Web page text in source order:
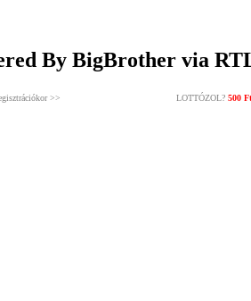
By BigBrother via
>> LOTTÓZOL? 500